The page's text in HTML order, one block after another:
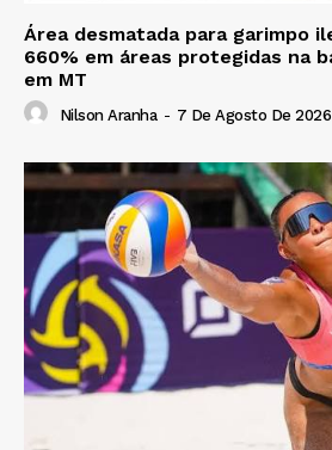
Área desmatada para garimpo
660% em áreas protegidas na
em MT
Nilson Aranha - 7 De Agosto De 2026